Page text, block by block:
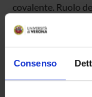
Consenso
covalente. Ruolo
variazionale.
LCAO
molecole
d’onda ed